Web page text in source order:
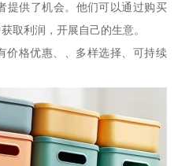
提供了机会。他们可以通过购买
取利润，开展自己的生意。
价格优惠、、多样选择、可持续